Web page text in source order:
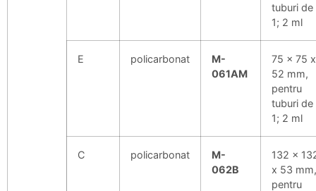
tuburi de
1; 2 ml
E policarbonat
M-
061AM
75 x 75 x
52 mm,
pentru
tuburi de
1; 2 ml
C policarbonat
M-
062B
132 x
x 53 mm,
pentru